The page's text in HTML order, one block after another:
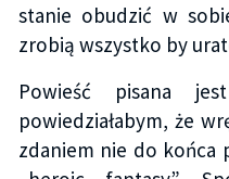
stanie obudzić w
zrobią wszystko by
Powieść pisana
powiedziałabym, że
zdaniem nie do końca